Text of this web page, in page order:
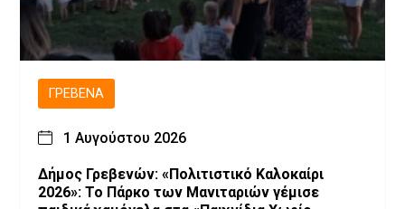
ΓΡΕΒΕΝΆ
1 Αυγούστου 2026
Δήμος Γρεβενών: «Πολιτιστικό Καλοκαίρι
2026»: Το Πάρκο των Μανιταριών γέμισε